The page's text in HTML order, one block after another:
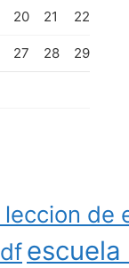
20 21 22
27 28 29
de
escuela